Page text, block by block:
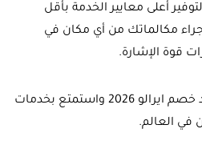
أعلى معايير الخدمة بأقل
مكالماتك من أي مكان في
قوة الإشارة.
حمل التطبيق الآن وأدخل كود خصم ايرالو 2026 واستمتع بخدمات
في العالم.